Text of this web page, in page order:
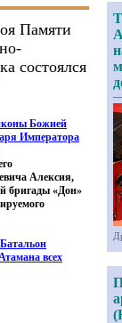
Памяти
состоялся
Божией
Императора
Алексия,
бригады «Дон»
всех